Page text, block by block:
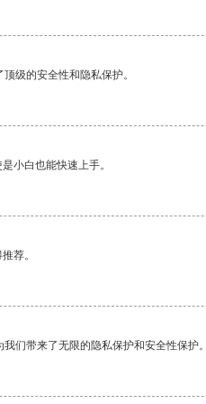
级的安全性和隐私保护。
小白也能快速上手。
荐。
们带来了无限的隐私保护和安全性保护